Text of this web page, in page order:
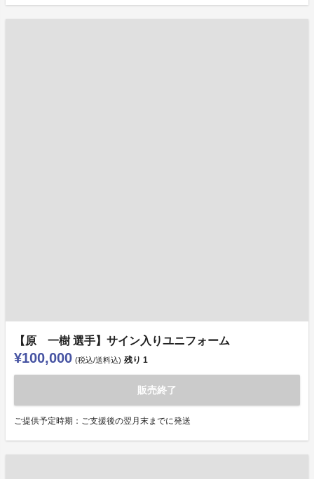
【原 一樹 選手】サイン入りユニフォーム
¥100,000 (税込/送料込) 残り 1
販売終了
ご提供予定時期：ご支援後の翌月末までに発送